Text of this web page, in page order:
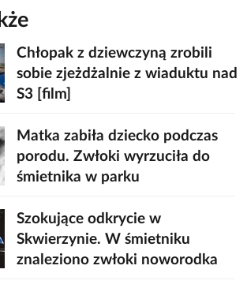
Chłopak z dziewczyną zrobili
sobie zjeżdżalnie z wiaduktu nad
S3 [film]
Matka zabiła dziecko podczas
porodu. Zwłoki wyrzuciła do
śmietnika w parku
Szokujące odkrycie w
Skwierzynie. W śmietniku
znaleziono zwłoki noworodka